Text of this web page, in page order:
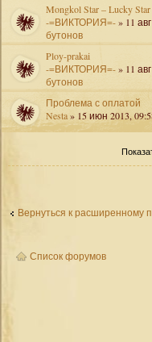
Mongkol Star – Lucky Star
-=ВИКТОРИЯ=-» 11
бутонов
Ploy-prakai
-=ВИКТОРИЯ=-» 11
бутонов
Проблема с оплатой
Nesta» 15 июн 2013,
Вернуться к расширенному
Список форумов